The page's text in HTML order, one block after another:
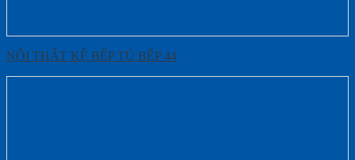
NỘI THẤT KỆ BẾP TỦ BẾP 44